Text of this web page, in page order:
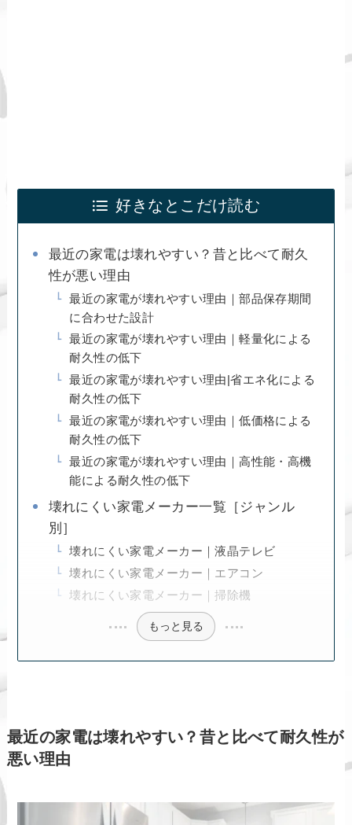
好きなとこだけ読む
最近の家電は壊れやすい？昔と比べて耐久
性が悪い理由
最近の家電が壊れやすい理由｜部品保存期間
に合わせた設計
最近の家電が壊れやすい理由｜軽量化による
耐久性の低下
最近の家電が壊れやすい理由|省エネ化による
耐久性の低下
最近の家電が壊れやすい理由｜低価格による
耐久性の低下
最近の家電が壊れやすい理由｜高性能・高機
能による耐久性の低下
壊れにくい家電メーカー一覧［ジャンル
別］
壊れにくい家電メーカー｜液晶テレビ
壊れにくい家電メーカー｜エアコン
壊れにくい家電メーカー｜掃除機
もっと見る
最近の家電は壊れやすい？昔と比べて耐久性が
悪い理由